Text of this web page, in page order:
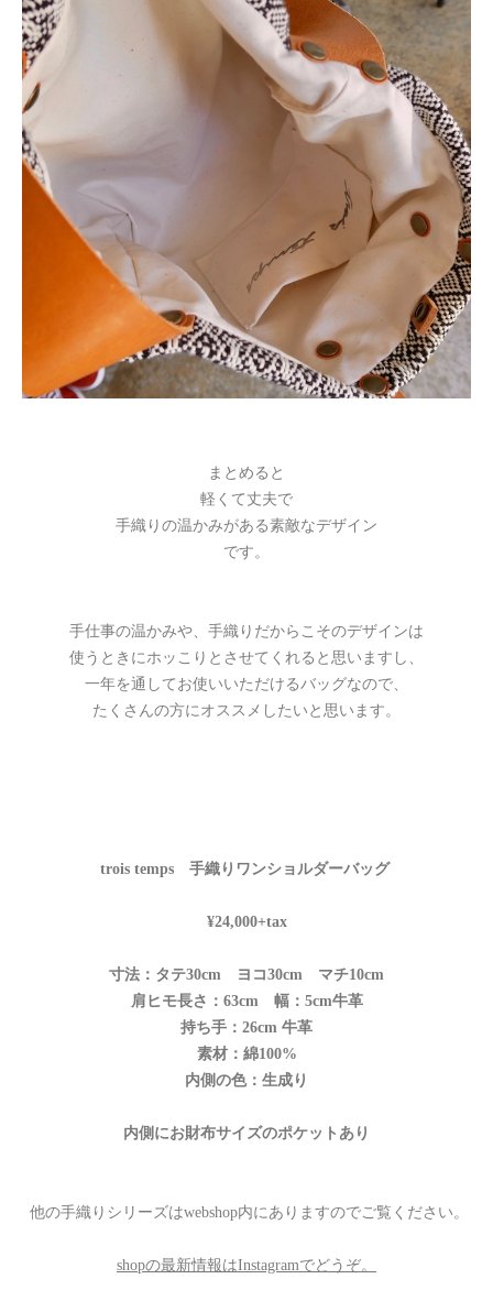
まとめると
軽くて丈夫で
手織りの温かみがある素敵なデザイン
です。
手仕事の温かみや、手織りだからこそのデザインは
使うときにホッこりとさせてくれると思いますし、
一年を通してお使いいただけるバッグなので、
たくさんの方にオススメしたいと思います。
trois temps 手織りワンショルダーバッグ
¥24,000+tax
寸法：タテ30cm ヨコ30cm マチ10cm
肩ヒモ長さ：63cm 幅：5cm牛革
持ち手：26cm 牛革
素材：綿100%
内側の色：生成り
内側にお財布サイズのポケットあり
他の手織りシリーズはwebshop内にありますのでご覧ください。
shopの最新情報はInstagramでどうぞ。